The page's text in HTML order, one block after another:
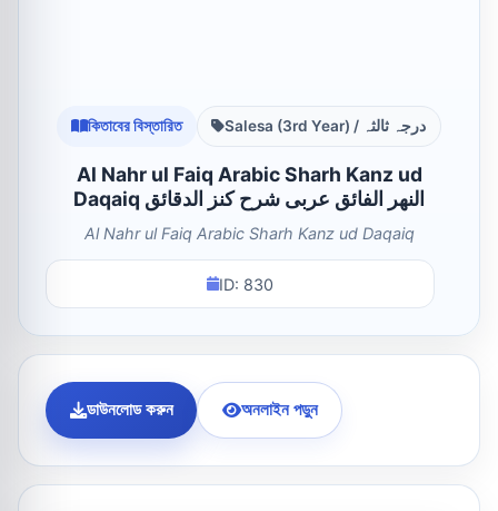
কিতাবের বিস্তারিত Salesa (3rd Year) / درجہ ثالثہ
Al Nahr ul Faiq Arabic Sharh Kanz ud
Daqaiq النهر الفائق عربی شرح کنز الدقائق
Al Nahr ul Faiq Arabic Sharh Kanz ud Daqaiq
ID: 830
ডাউনলোড করুন অনলাইন পড়ুন